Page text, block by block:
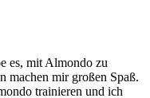
es, mit Almondo zu
machen mir großen Spaß.
trainieren und ich